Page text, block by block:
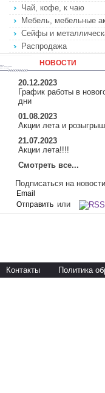
Чай, кофе, к чаю
Мебель, мебельные
Сейфы и
Распродажа
НОВОСТИ
20.12.2023
График работы в
дни
01.08.2023
Акции лета и
21.07.2023
Акции лета!!!!
Смотреть все...
Подписаться на
или
Контакты Политика